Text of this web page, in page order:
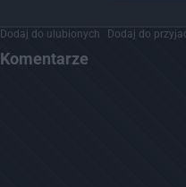
Dodaj do ulubionych Dodaj do
Komentarze